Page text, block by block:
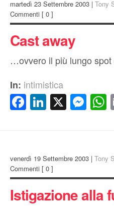
martedì 23 Settembre 2003 | Tony
Commenti [ 0 ]
Cast away
…ovvero il più lungo
In: intimistica
Facebook
LinkedIn
X
venerdì 19 Settembre 2003 | Tony
Commenti [ 0 ]
Istigazione alla